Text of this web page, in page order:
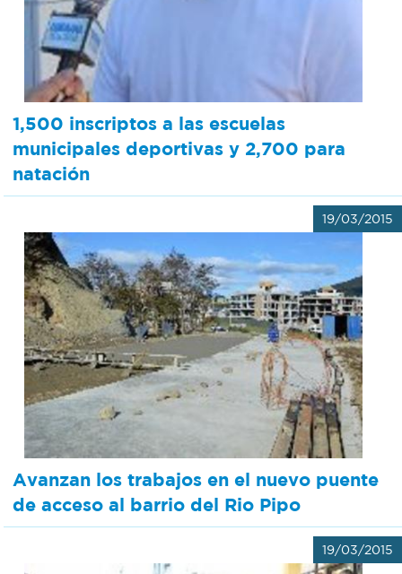
1,500 inscriptos a las escuelas
municipales deportivas y 2,700 para
natación
19/03/2015
Avanzan los trabajos en el nuevo puente
de acceso al barrio del Rio Pipo
19/03/2015